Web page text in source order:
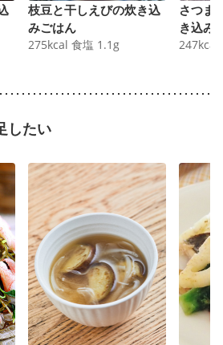
枝豆と干しえびの炊き込
みごはん
275kcal 食塩 1.1 g
さつま
き込み
247kcal
したい